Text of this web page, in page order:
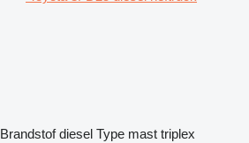
Brandstof diesel Type mast triplex